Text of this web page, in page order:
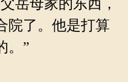
岳母家的东西，
院了。他是打算
。”